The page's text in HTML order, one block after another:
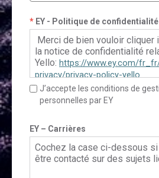
EY - Politique de confidentialité
Merci de bien vouloir cliquer
la notice de confidentialité
Yello: https://www.ey.com/
privacy/privacy-policy-yello
privacy/privacy-policy-yello
J’accepte les conditions de
personnelles par EY
EY – Carrières
Cochez la case ci-dessous
être contacté sur des sujets